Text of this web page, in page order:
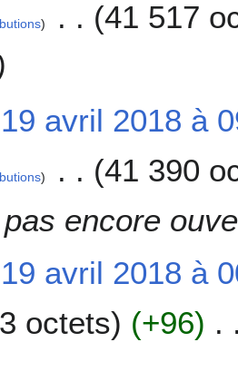
41 517
19 avril 2018 à
41 390
encore
19 avril 2018 à
octets
+96